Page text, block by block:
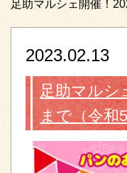
足助マルシェ開催！
2023.02.13
足助マルシ
まで（令和